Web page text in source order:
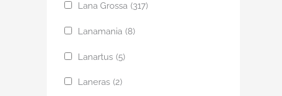
Lana Grossa (317)
Lanamania (8)
Lanartus (5)
Laneras (2)